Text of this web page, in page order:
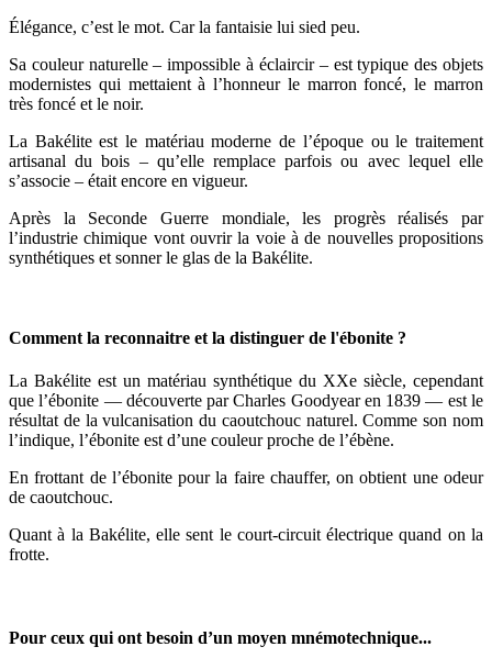
Élégance, c’est le mot. Car la fantaisie lui sied peu.
Sa couleur naturelle – impossible à éclaircir – est typique des objets
modernistes qui mettaient à l’honneur le marron foncé, le marron
très foncé et le noir.
La Bakélite est le matériau moderne de l’époque ou le traitement
artisanal du bois – qu’elle remplace parfois ou avec lequel elle
s’associe – était encore en vigueur.
Après la Seconde Guerre mondiale, les progrès réalisés par
l’industrie chimique vont ouvrir la voie à de nouvelles propositions
synthétiques et sonner le glas de la Bakélite.
Comment la reconnaitre et la distinguer de l'ébonite ?
La Bakélite est un matériau synthétique du XXe siècle, cependant
que l’ébonite — découverte par Charles Goodyear en 1839 — est le
résultat de la vulcanisation du caoutchouc naturel. Comme son nom
l’indique, l’ébonite est d’une couleur proche de l’ébène.
En frottant de l’ébonite pour la faire chauffer, on obtient une odeur
de caoutchouc.
Quant à la Bakélite, elle sent le court-circuit électrique quand on la
frotte.
Pour ceux qui ont besoin d’un moyen mnémotechnique...